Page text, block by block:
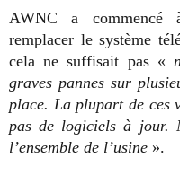
AWNC a commencé
remplacer le système
cela ne suffisait pas «
graves pannes sur
place. La plupart de ces
pas de logiciels à jour.
l’ensemble de l’usine ».